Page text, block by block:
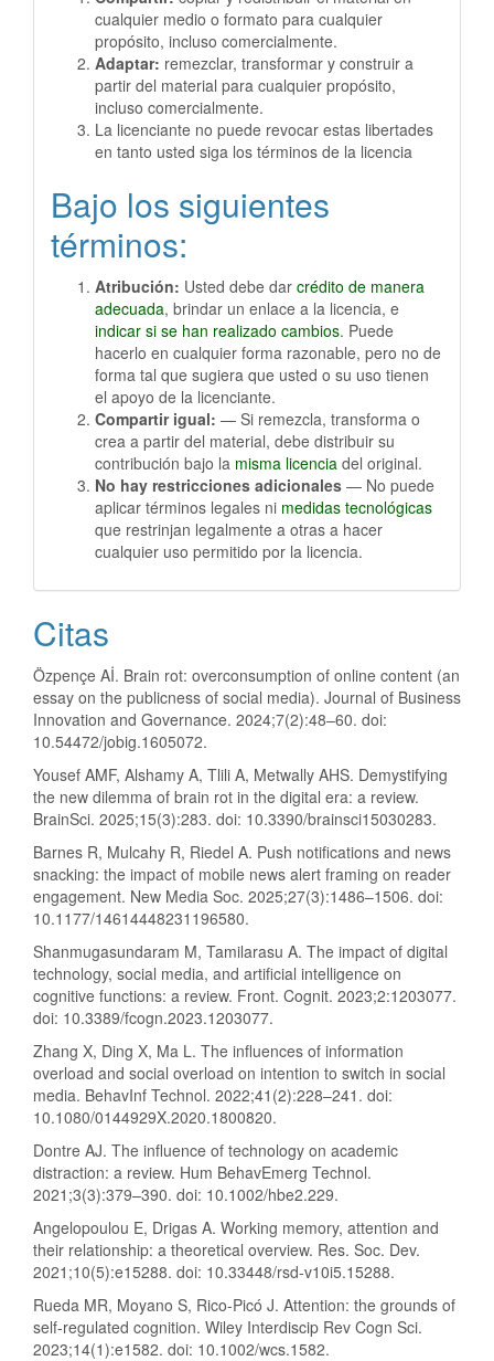
cualquier medio o formato para cualquier
propósito, incluso comercialmente.
Adaptar: remezclar, transformar y construir a
partir del material para cualquier propósito,
incluso comercialmente.
La licenciante no puede revocar estas libertades
en tanto usted siga los términos de la licencia
Bajo los siguientes
términos:
Atribución: Usted debe dar crédito de manera
adecuada, brindar un enlace a la licencia, e
indicar si se han realizado cambios. Puede
hacerlo en cualquier forma razonable, pero no de
forma tal que sugiera que usted o su uso tienen
el apoyo de la licenciante.
Compartir igual: — Si remezcla, transforma o
crea a partir del material, debe distribuir su
contribución bajo la misma licencia del original.
No hay restricciones adicionales — No puede
aplicar términos legales ni medidas tecnológicas
que restrinjan legalmente a otras a hacer
cualquier uso permitido por la licencia.
Citas
Özpençe Aİ. Brain rot: overconsumption of online content (an
essay on the publicness of social media). Journal of Business
Innovation and Governance. 2024;7(2):48–60. doi:
10.54472/jobig.1605072.
Yousef AMF, Alshamy A, Tlili A, Metwally AHS. Demystifying
the new dilemma of brain rot in the digital era: a review.
BrainSci. 2025;15(3):283. doi: 10.3390/brainsci15030283.
Barnes R, Mulcahy R, Riedel A. Push notifications and news
snacking: the impact of mobile news alert framing on reader
engagement. New Media Soc. 2025;27(3):1486–1506. doi:
10.1177/14614448231196580.
Shanmugasundaram M, Tamilarasu A. The impact of digital
technology, social media, and artificial intelligence on
cognitive functions: a review. Front. Cognit. 2023;2:1203077.
doi: 10.3389/fcogn.2023.1203077.
Zhang X, Ding X, Ma L. The influences of information
overload and social overload on intention to switch in social
media. BehavInf Technol. 2022;41(2):228–241. doi:
10.1080/0144929X.2020.1800820.
Dontre AJ. The influence of technology on academic
distraction: a review. Hum BehavEmerg Technol.
2021;3(3):379–390. doi: 10.1002/hbe2.229.
Angelopoulou E, Drigas A. Working memory, attention and
their relationship: a theoretical overview. Res. Soc. Dev.
2021;10(5):e15288. doi: 10.33448/rsd-v10i5.15288.
Rueda MR, Moyano S, Rico-Picó J. Attention: the grounds of
self-regulated cognition. Wiley Interdiscip Rev Cogn Sci.
2023;14(1):e1582. doi: 10.1002/wcs.1582.